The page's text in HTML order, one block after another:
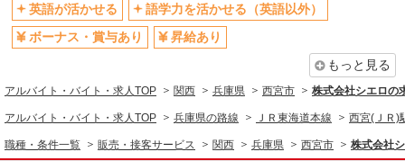
販売・接客サービス
家電・携帯販売
未経験歓迎
ミドル（40代～）活躍中
英語が活かせる
ボーナス・賞与あり
日払い
車通勤OK
英語が活かせる
語学力を活かせる（英語以外）
ボーナス・賞与あり
昇給あり
もっと見る
アルバイト・バイト・求人TOP 関西 兵庫県 西宮市 株式会社シエロの
アルバイト・バイト・求人TOP 兵庫県の路線 ＪＲ東海道本線 西宮(ＪＲ)
職種・条件一覧 販売・接客サービス 関西 兵庫県 西宮市 株式会社